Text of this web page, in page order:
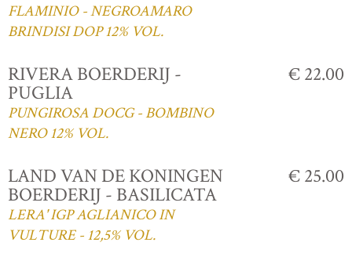
FLAMINIO - NEGROAMARO
BRINDISI DOP 12% VOL.
RIVERA BOERDERIJ -
PUGLIA
PUNGIROSA DOCG - BOMBINO
NERO 12% VOL.
€ 22.00
LAND VAN DE KONINGEN
BOERDERIJ - BASILICATA
LERA' IGP AGLIANICO IN
VULTURE - 12,5% VOL.
€ 25.00